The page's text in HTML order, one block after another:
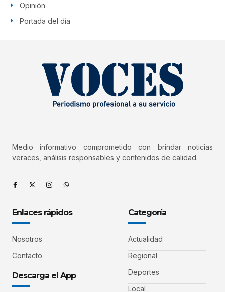
Opinión
Portada del día
Medio informativo comprometido con brindar noticias
veraces, análisis responsables y contenidos de calidad.
Enlaces rápidos
Nosotros
Contacto
Descarga el App
Categoría
Actualidad
Regional
Deportes
Local